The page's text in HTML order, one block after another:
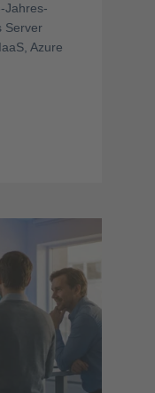
Jahres-
Server
Azure